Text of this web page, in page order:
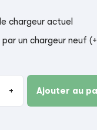
chargeur actuel
par un chargeur neuf
+ Ajouter au